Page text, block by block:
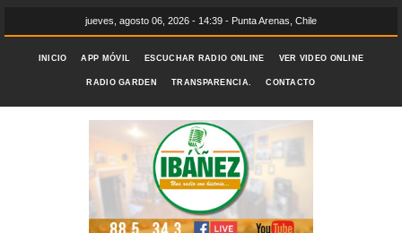
jueves, agosto 06, 2026 - 14:39 - Punta Arenas, Chile
INICIO APP MÓVIL ESCUCHAR RADIO ONLINE VER VIDEO ONLINE
RADIO GARDEN TRANSPARENCIA. CONTACTO